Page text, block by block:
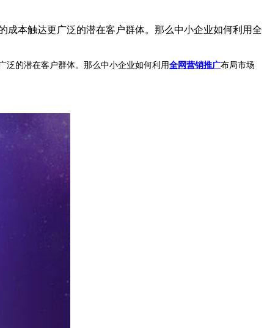
本触达更广泛的潜在客户群体。那么中小企业如何利用全
的潜在客户群体。那么中小企业如何利用全网营销推广布局市场